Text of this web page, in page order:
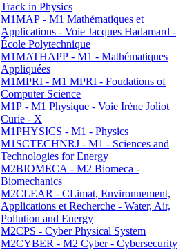
Track in Physics
M1MAP - M1 Mathématiques et
Applications - Voie Jacques Hadamard -
École Polytechnique
M1MATHAPP - M1 - Mathématiques
Appliquées
M1MPRI - M1 MPRI - Foudations of
Computer Science
M1P - M1 Physique - Voie Irène Joliot
Curie - X
M1PHYSICS - M1 - Physics
M1SCTECHNRJ - M1 - Sciences and
Technologies for Energy
M2BIOMECA - M2 Biomeca -
Biomechanics
M2CLEAR - CLimat, Environnement,
Applications et Recherche - Water, Air,
Pollution and Energy
M2CPS - Cyber Physical System
M2CYBER - M2 Cyber - Cybersecurity